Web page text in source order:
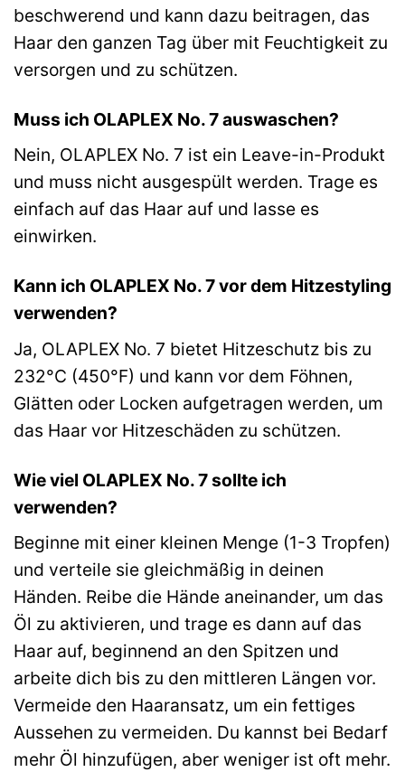
beschwerend und kann dazu beitragen, das
Haar den ganzen Tag über mit Feuchtigkeit zu
versorgen und zu schützen.
Muss ich OLAPLEX No. 7 auswaschen?
Nein, OLAPLEX No. 7 ist ein Leave-in-Produkt
und muss nicht ausgespült werden. Trage es
einfach auf das Haar auf und lasse es
einwirken.
Kann ich OLAPLEX No. 7 vor dem Hitzestyling
verwenden?
Ja, OLAPLEX No. 7 bietet Hitzeschutz bis zu
232°C (450°F) und kann vor dem Föhnen,
Glätten oder Locken aufgetragen werden, um
das Haar vor Hitzeschäden zu schützen.
Wie viel OLAPLEX No. 7 sollte ich
verwenden?
Beginne mit einer kleinen Menge (1-3 Tropfen)
und verteile sie gleichmäßig in deinen
Händen. Reibe die Hände aneinander, um das
Öl zu aktivieren, und trage es dann auf das
Haar auf, beginnend an den Spitzen und
arbeite dich bis zu den mittleren Längen vor.
Vermeide den Haaransatz, um ein fettiges
Aussehen zu vermeiden. Du kannst bei Bedarf
mehr Öl hinzufügen, aber weniger ist oft mehr.